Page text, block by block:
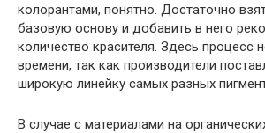
колорантами, понятно. Достаточно
базовую основу и добавить в него
количество красителя. Здесь процесс
времени, так как производители
широкую линейку самых разных
В случае с материалами на